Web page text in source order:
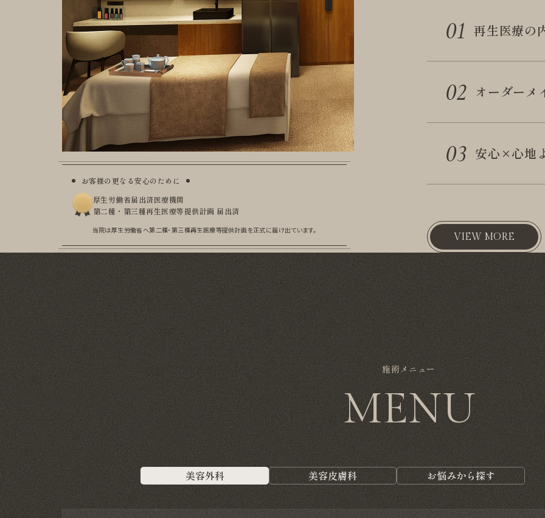
お客様の更なる安心のために
厚生労働省届出済医療機関
第二種・第三種再生医療等提供計画 届出済
当院は厚生労働省へ第二種・第三種再生医療等提供計画を正式に届け出ています。
01 再生医療の
02 オーダーメ
03 安心×心地
VIEW MORE
施術メニュー
MENU
美容外科 美容皮膚科 お悩みから探す